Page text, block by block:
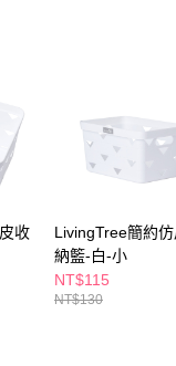
帳。
結，可透過四大超商／
完成。
需要取消訂單，請聯絡
效，需透過AFTEE先享
顯示為準，若有關於
聯繫「AFTEE先享後付
support/home
收
LivingTree簡約
納籃-白-小
NT$115
NT$130